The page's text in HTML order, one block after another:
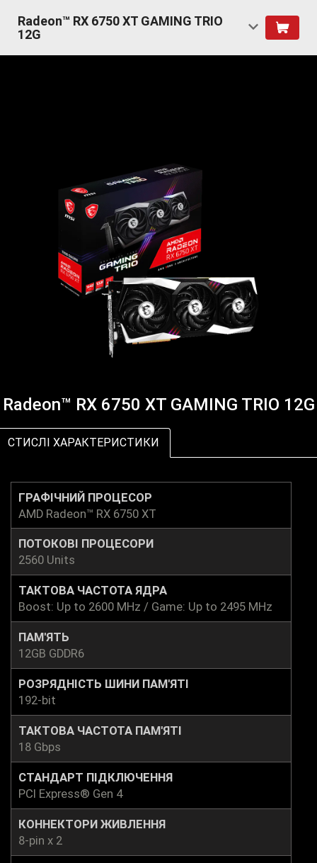
Radeon™ RX 6750 XT GAMING TRIO
12G
Radeon™ RX 6750 XT GAMING TRIO 12G
СТИСЛІ ХАРАКТЕРИСТИКИ
ГРАФІЧНИЙ ПРОЦЕСОР
AMD Radeon™ RX 6750 XT
ПОТОКОВІ ПРОЦЕСОРИ
2560 Units
ТАКТОВА ЧАСТОТА ЯДРА
Boost: Up to 2600 MHz / Game: Up to 2495 MHz
ПАМ'ЯТЬ
12GB GDDR6
РОЗРЯДНІСТЬ ШИНИ ПАМ'ЯТІ
192-bit
ТАКТОВА ЧАСТОТА ПАМ'ЯТІ
18 Gbps
СТАНДАРТ ПІДКЛЮЧЕННЯ
PCI Express® Gen 4
КОННЕКТОРИ ЖИВЛЕННЯ
8-pin x 2